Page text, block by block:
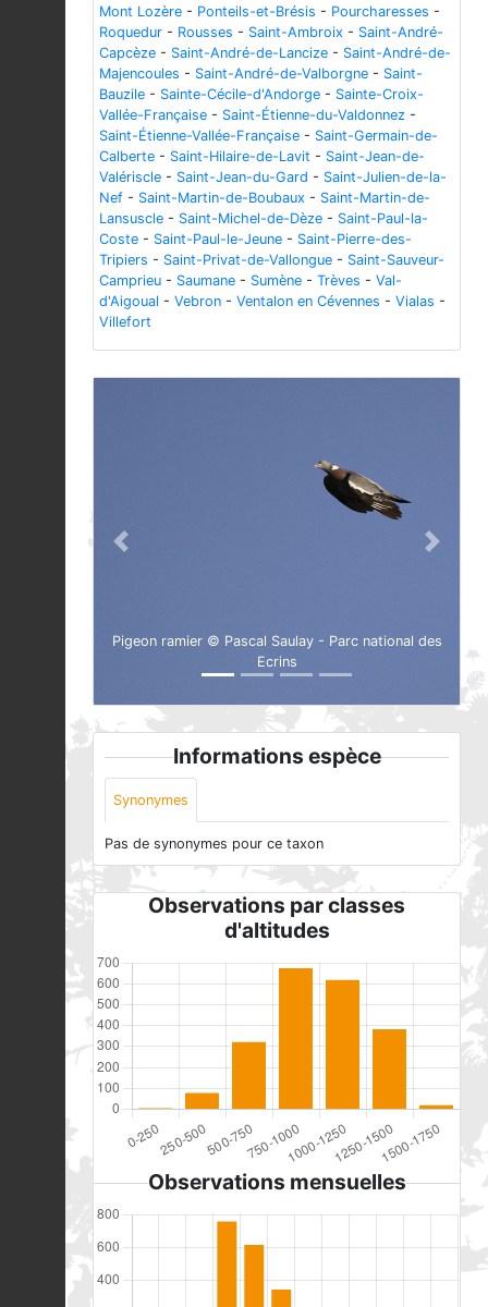
Mont Lozère - Ponteils-et-Brésis - Pourcharesses -
Roquedur - Rousses - Saint-Ambroix - Saint-André-
Capcèze - Saint-André-de-Lancize - Saint-André-de-
Majencoules - Saint-André-de-Valborgne - Saint-
Bauzile - Sainte-Cécile-d'Andorge - Sainte-Croix-
Vallée-Française - Saint-Étienne-du-Valdonnez -
Saint-Étienne-Vallée-Française - Saint-Germain-de-
Calberte - Saint-Hilaire-de-Lavit - Saint-Jean-de-
Valériscle - Saint-Jean-du-Gard - Saint-Julien-de-la-
Nef - Saint-Martin-de-Boubaux - Saint-Martin-de-
Lansuscle - Saint-Michel-de-Dèze - Saint-Paul-la-
Coste - Saint-Paul-le-Jeune - Saint-Pierre-des-
Tripiers - Saint-Privat-de-Vallongue - Saint-Sauveur-
Camprieu - Saumane - Sumène - Trèves - Val-
d'Aigoual - Vebron - Ventalon en Cévennes - Vialas -
Villefort
Pigeon ramier © Pascal Saulay - Parc national des
Ecrins
Previous Next
Informations espèce
Synonymes
Pas de synonymes pour ce taxon
Observations par classes
d'altitudes
Observations mensuelles